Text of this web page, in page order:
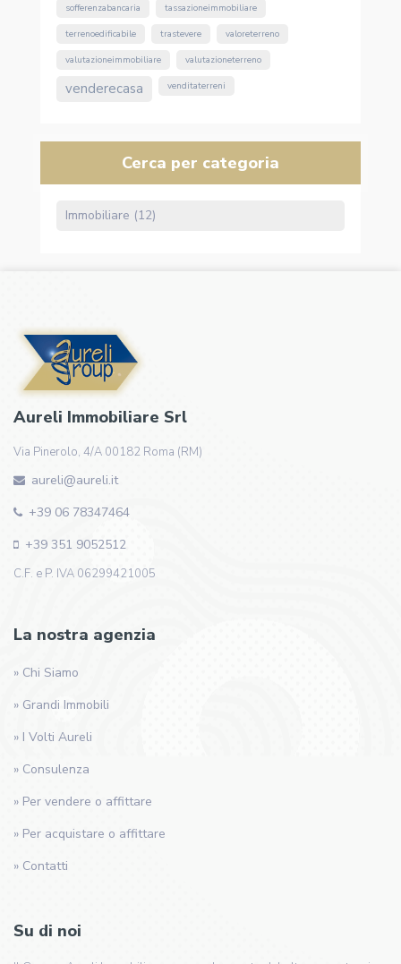
sofferenzabancaria tassazioneimmobiliare
terrenoedificabile trastevere valoreterreno
valutazioneimmobiliare valutazioneterreno
venderecasa venditaterreni
Cerca per categoria
Immobiliare (12)
Aureli Immobiliare Srl
Via Pinerolo, 4/A 00182 Roma (RM)
aureli@aureli.it
+39 06 78347464
+39 351 9052512
C.F. e P. IVA 06299421005
La nostra agenzia
» Chi Siamo
» Grandi Immobili
» I Volti Aureli
» Consulenza
» Per vendere o affittare
» Per acquistare o affittare
» Contatti
Su di noi